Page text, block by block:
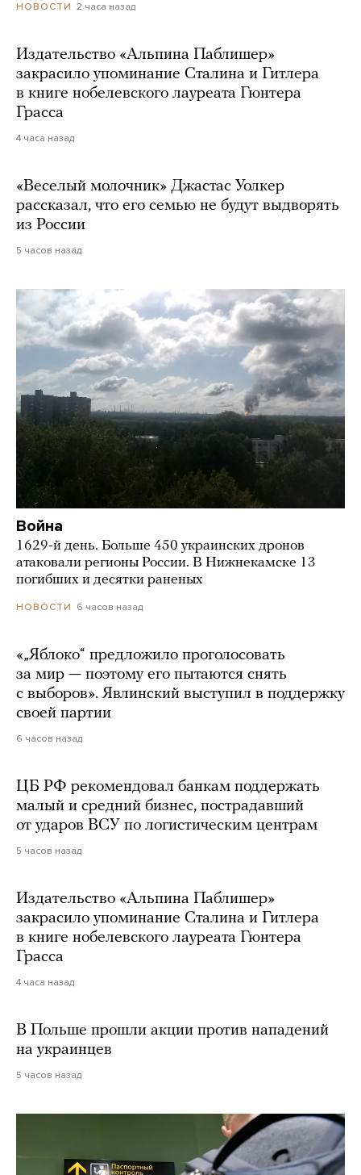
НОВОСТИ 2 часа назад
Издательство «Альпина Паблишер»
закрасило упоминание Сталина и Гитлера
в книге нобелевского лауреата Гюнтера
Грасса
4 часа назад
«Веселый молочник» Джастас Уолкер
рассказал, что его семью не будут выдворять
из России
5 часов назад
Война
1629-й день. Больше 450 украинских дронов
атаковали регионы России. В Нижнекамске 13
погибших и десятки раненых
НОВОСТИ 6 часов назад
«„Яблоко“ предложило проголосовать
за мир — поэтому его пытаются снять
с выборов». Явлинский выступил в поддержку
своей партии
6 часов назад
ЦБ РФ рекомендовал банкам поддержать
малый и средний бизнес, пострадавший
от ударов ВСУ по логистическим центрам
5 часов назад
Издательство «Альпина Паблишер»
закрасило упоминание Сталина и Гитлера
в книге нобелевского лауреата Гюнтера
Грасса
4 часа назад
В Польше прошли акции против нападений
на украинцев
5 часов назад